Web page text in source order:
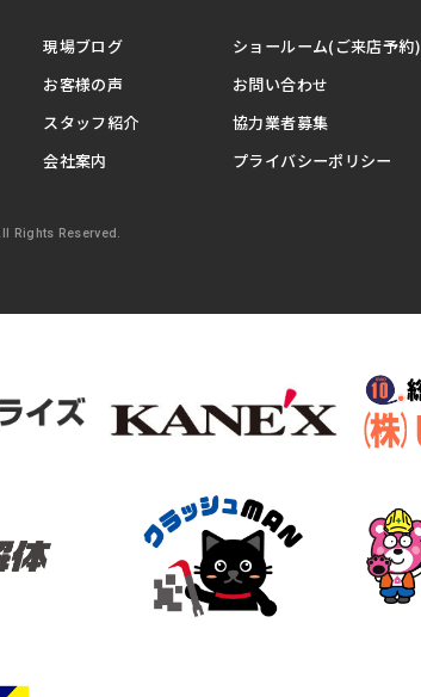
現場ブログ
ショールーム(ご来店予約)
お客様の声
お問い合わせ
スタッフ紹介
協力業者募集
会社案内
プライバシーポリシー
Rights Reserved.